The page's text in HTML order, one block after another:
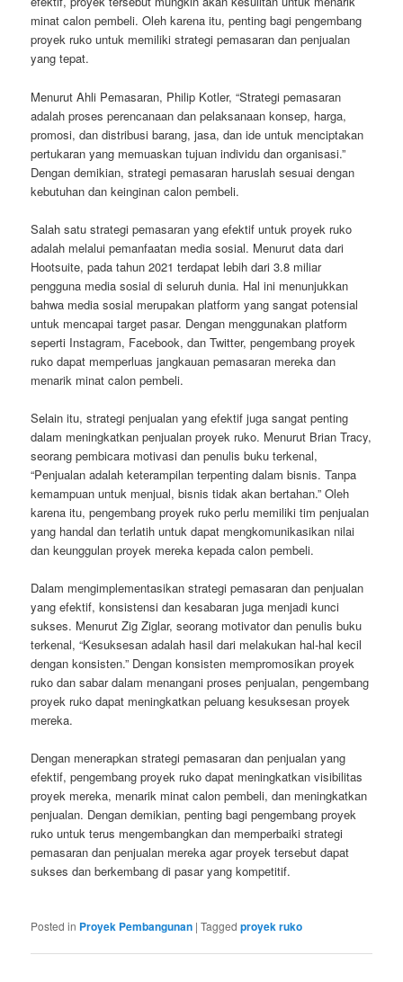
minat calon pembeli. Oleh karena itu, penting bagi pengembang
proyek ruko untuk memiliki strategi pemasaran dan penjualan
yang tepat.
Menurut Ahli Pemasaran, Philip Kotler, “Strategi pemasaran
adalah proses perencanaan dan pelaksanaan konsep, harga,
promosi, dan distribusi barang, jasa, dan ide untuk menciptakan
pertukaran yang memuaskan tujuan individu dan organisasi.”
Dengan demikian, strategi pemasaran haruslah sesuai dengan
kebutuhan dan keinginan calon pembeli.
Salah satu strategi pemasaran yang efektif untuk proyek ruko
adalah melalui pemanfaatan media sosial. Menurut data dari
Hootsuite, pada tahun 2021 terdapat lebih dari 3.8 miliar
pengguna media sosial di seluruh dunia. Hal ini menunjukkan
bahwa media sosial merupakan platform yang sangat potensial
untuk mencapai target pasar. Dengan menggunakan platform
seperti Instagram, Facebook, dan Twitter, pengembang proyek
ruko dapat memperluas jangkauan pemasaran mereka dan
menarik minat calon pembeli.
Selain itu, strategi penjualan yang efektif juga sangat penting
dalam meningkatkan penjualan proyek ruko. Menurut Brian Tracy,
seorang pembicara motivasi dan penulis buku terkenal,
“Penjualan adalah keterampilan terpenting dalam bisnis. Tanpa
kemampuan untuk menjual, bisnis tidak akan bertahan.” Oleh
karena itu, pengembang proyek ruko perlu memiliki tim penjualan
yang handal dan terlatih untuk dapat mengkomunikasikan nilai
dan keunggulan proyek mereka kepada calon pembeli.
Dalam mengimplementasikan strategi pemasaran dan penjualan
yang efektif, konsistensi dan kesabaran juga menjadi kunci
sukses. Menurut Zig Ziglar, seorang motivator dan penulis buku
terkenal, “Kesuksesan adalah hasil dari melakukan hal-hal kecil
dengan konsisten.” Dengan konsisten mempromosikan proyek
ruko dan sabar dalam menangani proses penjualan, pengembang
proyek ruko dapat meningkatkan peluang kesuksesan proyek
mereka.
Dengan menerapkan strategi pemasaran dan penjualan yang
efektif, pengembang proyek ruko dapat meningkatkan visibilitas
proyek mereka, menarik minat calon pembeli, dan meningkatkan
penjualan. Dengan demikian, penting bagi pengembang proyek
ruko untuk terus mengembangkan dan memperbaiki strategi
pemasaran dan penjualan mereka agar proyek tersebut dapat
sukses dan berkembang di pasar yang kompetitif.
Posted in Proyek Pembangunan |Tagged proyek ruko